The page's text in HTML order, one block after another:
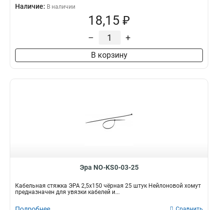
Наличие: В наличии
18,15 ₽
– +
В корзину
Эра NO-KS0-03-25
Кабельная стяжка ЭРА 2,5х150 чёрная 25 штук Нейлоновой хомут
предназначен для увязки кабелей и...